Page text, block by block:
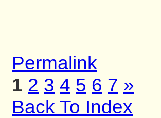
Permalink
1 2 3 4 5 6 7 »
Back To Index